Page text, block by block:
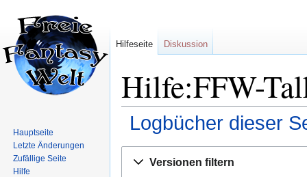
Hilfe:FFW-
Logbücher dieser
Navigation
Suche
Versionen filtern
Hilfeseite Diskussion
Hauptseite
Letzte Änderungen
Zufällige Seite
Hilfe